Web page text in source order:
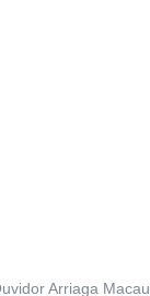
Arriaga Macau